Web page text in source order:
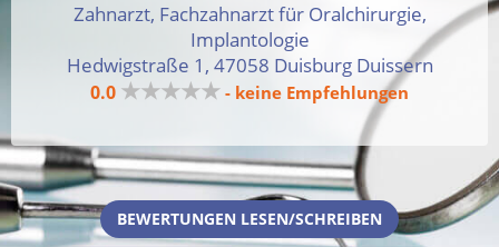
Zahnarzt, Fachzahnarzt für Oralchirurgie,
Implantologie
Hedwigstraße 1, 47058 Duisburg Duissern
0.0 ★★★★★ - keine Empfehlungen
BEWERTUNGEN LESEN/SCHREIBEN